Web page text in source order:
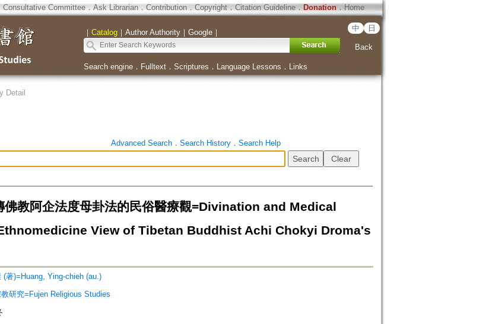
Consultative Committee． Ask Librarian． Contribution．Copyright．Citation Guideline． Donation．Home
｜ Catalog｜ Author Authority｜ Google｜ 中 日
Back
Search engine． Fulltext． Scriptures ． Language Lessons ． Links
Detail
Advanced Search． Search History． Search Help
佛教阿企法度母卦法的民俗醫療觀=Divination and Medical
View of Tibetan Buddhist Achi Chokyi Droma's
(著)=Huang, Ying-chieh (au.)
研究=Fujen Religious Studies